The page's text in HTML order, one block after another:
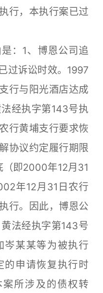
行，本执行案已过
：1、博恩公司追
过诉讼时效。1997
行与阳光酒店达成
经执字第143号执
行黄埔支行要求恢
协议约定履行期限
即2000年12月31
年12月31日农行
行。因此，博恩公
法经执字第143号
岑某某等为被执行
的申请恢复执行时
所涉及的债权转